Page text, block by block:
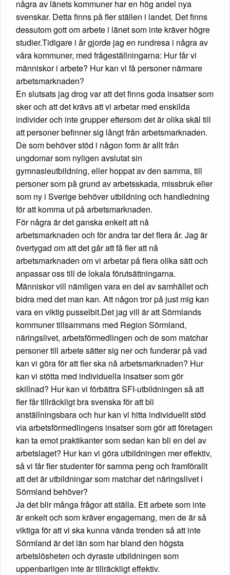
några av länets kommuner har en hög andel nya
svenskar. Detta finns på fler ställen i landet. Det finns
dessutom gott om arbete i länet som inte kräver högre
studier.Tidigare i år gjorde jag en rundresa i några av
våra kommuner, med frågeställningarna: Hur får vi
människor i arbete? Hur kan vi få personer närmare
arbetsmarknaden?
En slutsats jag drog var att det finns goda insatser som
sker och att det krävs att vi arbetar med enskilda
individer och inte grupper eftersom det är olika skäl till
att personer befinner sig långt från arbetsmarknaden.
De som behöver stöd i någon form är allt från
ungdomar som nyligen avslutat sin
gymnasieutbildning, eller hoppat av den samma, till
personer som på grund av arbetsskada, missbruk eller
som ny i Sverige behöver utbildning och handledning
för att komma ut på arbetsmarknaden.
För några är det ganska enkelt att nå
arbetsmarknaden och för andra tar det flera år. Jag är
övertygad om att det går att få fler att nå
arbetsmarknaden om vi arbetar på flera olika sätt och
anpassar oss till de lokala förutsättningarna.
Människor vill nämligen vara en del av samhället och
bidra med det man kan. Att någon tror på just mig kan
vara en viktig pusselbit.Det jag vill är att Sörmlands
kommuner tillsammans med Region Sörmland,
näringslivet, arbetsförmedlingen och de som matchar
personer till arbete sätter sig ner och funderar på vad
kan vi göra för att fler ska nå arbetsmarknaden? Hur
kan vi stötta med individuella insatser som gör
skillnad? Hur kan vi förbättra SFI-utbildningen så att
fler får tillräckligt bra svenska för att bli
anställningsbara och hur kan vi hitta individuellt stöd
via arbetsförmedlingens insatser som gör att företagen
kan ta emot praktikanter som sedan kan bli en del av
arbetslaget? Hur kan vi göra utbildningen mer effektiv,
så vi får fler studenter för samma peng och framförallt
att det är utbildningar som matchar det näringslivet i
Sörmland behöver?
Ja det blir många frågor att ställa. Ett arbete som inte
är enkelt och som kräver engagemang, men de är så
viktiga för att vi ska kunna vända trenden så att inte
Sörmland är det län som har bland den högsta
arbetslösheten och dyraste utbildningen som
uppenbarligen inte är tillräckligt effektiv.